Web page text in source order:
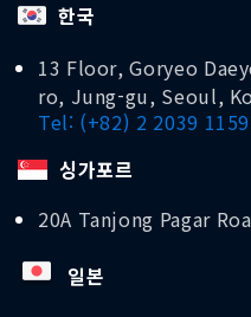
한국
13 Floor, Goryeo
ro, Jung-gu, Seoul,
Tel: (+82) 2 2039 1159
싱가포르
20A Tanjong Pagar
일본